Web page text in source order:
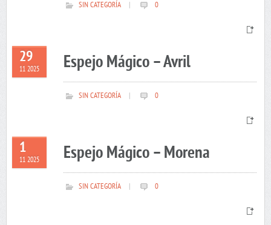
SIN CATEGORÍA 0
29
11 2025 Espejo Mágico – Avril
SIN CATEGORÍA 0
1
11 2025 Espejo Mágico – Morena
SIN CATEGORÍA 0